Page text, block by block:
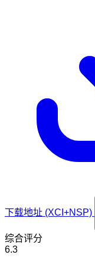
下载地址 (XCI+NSP)
综合评分
6.3